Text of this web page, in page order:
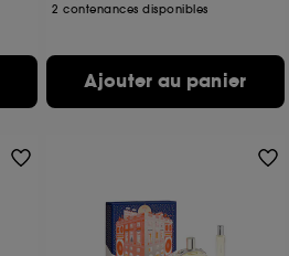
2 contenances disponibles
Ajouter au panier